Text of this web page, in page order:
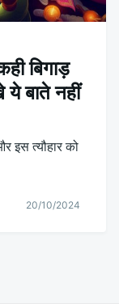
बिगाड़
बाते नहीं
इस त्यौहार को
20/10/2024